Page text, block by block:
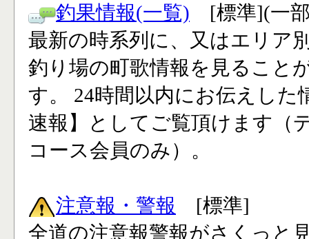
釣果情報(一覧) [標準](一
最新の時系列に、又はエリア
釣り場の町歌情報を見ること
す。 24時間以内にお伝えした
速報】としてご覧頂けます（
コース会員のみ）。
注意報・警報 [標準]
全道の注意報警報がさくっと